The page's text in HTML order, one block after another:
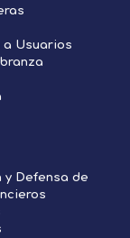
a Usuarios
y Defensa de